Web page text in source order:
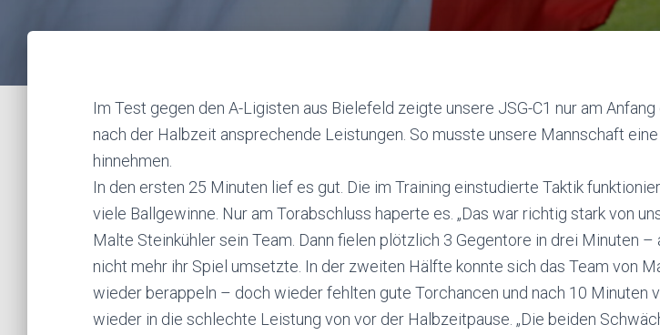
Im Test gegen den A-Ligisten aus Bielefeld zeigte unsere JSG-C1 nur am
nach der Halbzeit ansprechende Leistungen. So musste unsere Mannschaft
hinnehmen.
In den ersten 25 Minuten lief es gut. Die im Training einstudierte Taktik
viele Ballgewinne. Nur am Torabschluss haperte es. „Das war richtig stark von
Malte Steinkühler sein Team. Dann fielen plötzlich 3 Gegentore in drei Minuten –
nicht mehr ihr Spiel umsetzte. In der zweiten Hälfte konnte sich das Team von
wieder berappeln – doch wieder fehlten gute Torchancen und nach 10 Minuten
wieder in die schlechte Leistung von vor der Halbzeitpause. „Die beiden